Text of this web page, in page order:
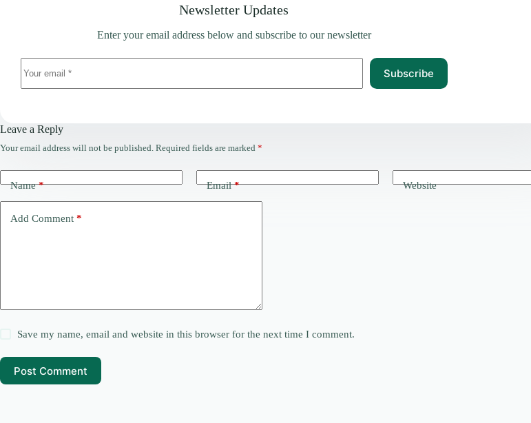
Newsletter Updates
Enter your email address below and subscribe to our newsletter
Subscribe
Leave a Reply
Your email address will not be published. Required fields are marked *
Name* Email* Website
Add Comment *
Save my name, email and website in this browser for the next time I comment.
Post Comment